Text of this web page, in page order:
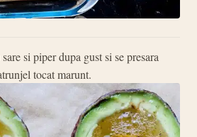
si piper dupa gust si se presara
tocat marunt.